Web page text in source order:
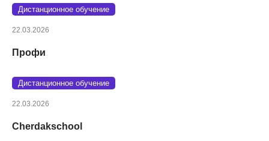
Дистанционное обучение
22.03.2026
Профи
Дистанционное обучение
22.03.2026
Cherdakschool